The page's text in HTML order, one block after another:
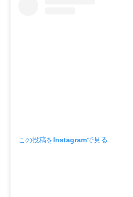
この投稿をInstagramで見る